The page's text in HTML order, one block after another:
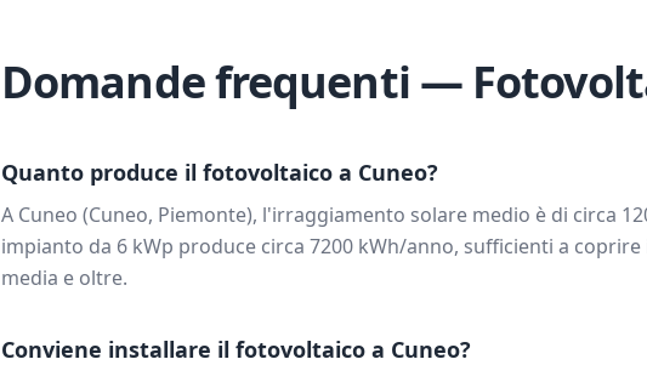
Domande frequenti —
Quanto produce il fotovoltaico a Cuneo?
A Cuneo (Cuneo, Piemonte), l'irraggiamento solare medio è di circa
impianto da 6 kWp produce circa 7200 kWh/anno, sufficienti a
media e oltre.
Conviene installare il fotovoltaico a Cuneo?